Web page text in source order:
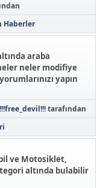
Haberler
araba
neler modifiye
yapın
!!!free_devil!!!tarafından
ve Motosiklet,
altında bulabilir